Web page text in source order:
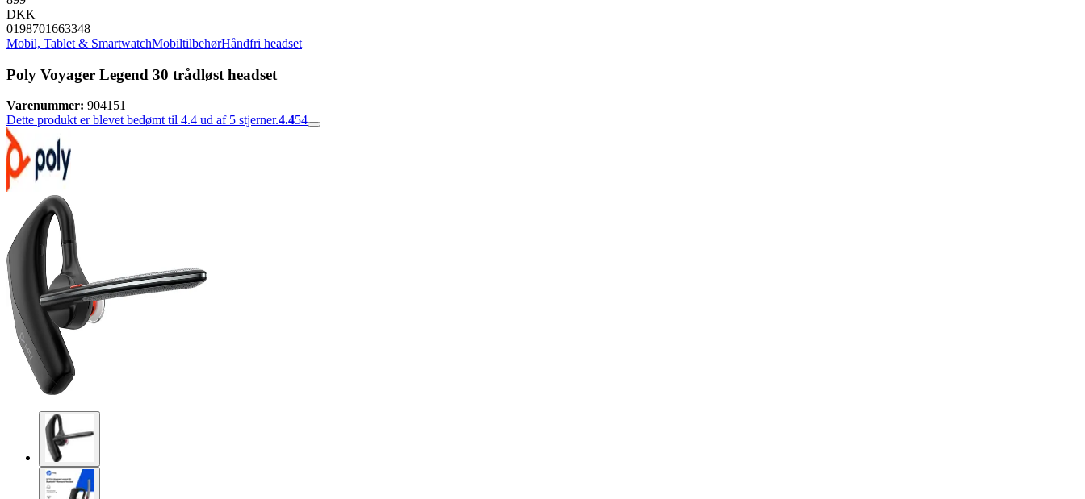
DKK
0198701663348
Mobil, Tablet & SmartwatchMobiltilbehørHåndfri headset
Poly Voyager Legend 30 trådløst headset
Varenummer: 904151
Dette produkt er blevet bedømt til 4.4 ud af 5 stjerner.4.454